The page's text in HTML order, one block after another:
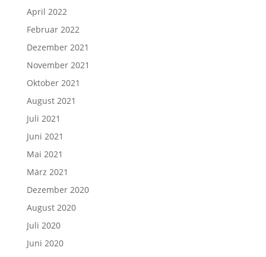
April 2022
Februar 2022
Dezember 2021
November 2021
Oktober 2021
August 2021
Juli 2021
Juni 2021
Mai 2021
März 2021
Dezember 2020
August 2020
Juli 2020
Juni 2020